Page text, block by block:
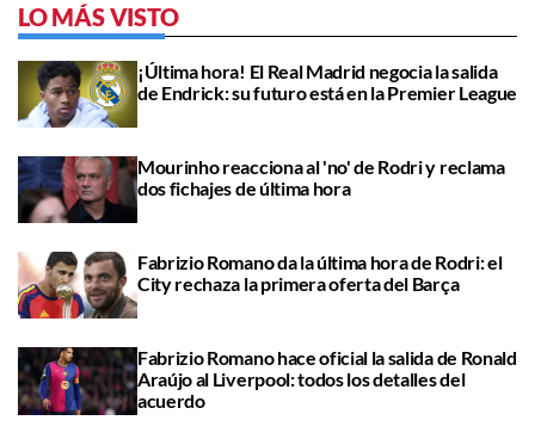
LO MÁS VISTO
¡Última hora! El Real Madrid negocia la salida
de Endrick: su futuro está en la Premier League
Mourinho reacciona al 'no' de Rodri y reclama
dos fichajes de última hora
Fabrizio Romano da la última hora de Rodri: el
City rechaza la primera oferta del Barça
Fabrizio Romano hace oficial la salida de Ronald
Araújo al Liverpool: todos los detalles del
acuerdo